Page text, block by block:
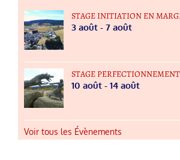
STAGE INITIATION EN
3 août - 7 août
STAGE PERFECTIONNEMENT
10 août - 14 août
Voir tous les Évènements